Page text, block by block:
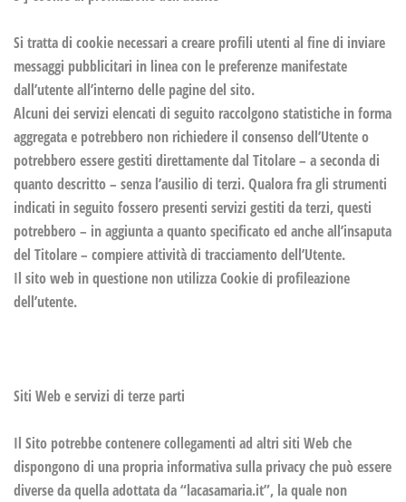
Si tratta di cookie necessari a creare profili utenti al fine di inviare
messaggi pubblicitari in linea con le preferenze manifestate
dall’utente all’interno delle pagine del sito.
Alcuni dei servizi elencati di seguito raccolgono statistiche in forma
aggregata e potrebbero non richiedere il consenso dell’Utente o
potrebbero essere gestiti direttamente dal Titolare – a seconda di
quanto descritto – senza l’ausilio di terzi. Qualora fra gli strumenti
indicati in seguito fossero presenti servizi gestiti da terzi, questi
potrebbero – in aggiunta a quanto specificato ed anche all’insaputa
del Titolare – compiere attività di tracciamento dell’Utente.
Il sito web in questione non utilizza Cookie di profileazione
dell’utente.
Siti Web e servizi di terze parti
Il Sito potrebbe contenere collegamenti ad altri siti Web che
dispongono di una propria informativa sulla privacy che può essere
diverse da quella adottata da “lacasamaria.it”, la quale non